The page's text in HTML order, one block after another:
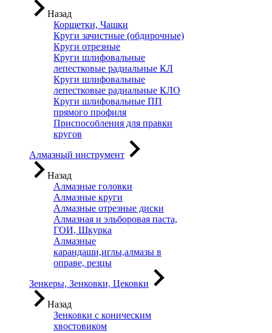
Назад
Корщетки, Чашки
Круги зачистные (обдирочные)
Круги отрезные
Круги шлифовальные
лепестковые радиальные КЛ
Круги шлифовальные
лепестковые радиальные КЛО
Круги шлифовальные ПП
прямого профиля
Приспособления для правки
кругов
Алмазный инструмент
Назад
Алмазные головки
Алмазные круги
Алмазные отрезные диски
Алмазная и эльборовая паста,
ГОИ, Шкурка
Алмазные
карандаши,иглы,алмазы в
оправе, резцы
Зенкеры, Зенковки, Цековки
Назад
Зенковки с коническим
хвостовиком